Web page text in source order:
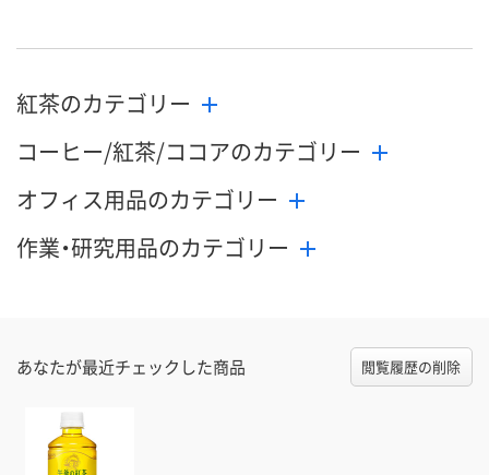
紅茶のカテゴリー
コーヒー/紅茶/ココアのカテゴリー
オフィス用品のカテゴリー
作業・研究用品のカテゴリー
あなたが最近チェックした商品 閲覧履歴の削除